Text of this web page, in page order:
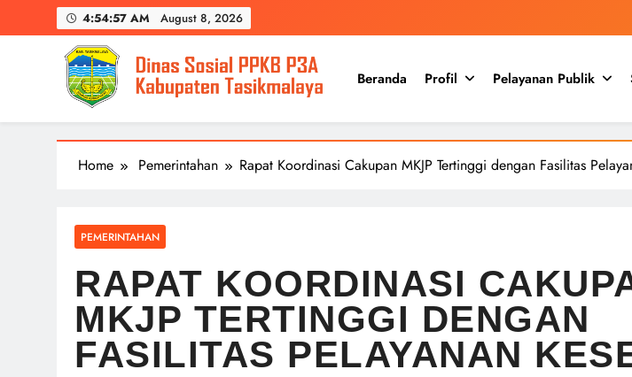
to
4:54:58 AM August 8, 2026
Beranda Profil Pelayanan Publik
Home Pemerintahan Rapat Koordinasi Cakupan MKJP Tertinggi dengan Fasilitas
PEMERINTAHAN
RAPAT KOORDINASI
MKJP TERTINGGI DENGAN
FASILITAS PELAYANAN